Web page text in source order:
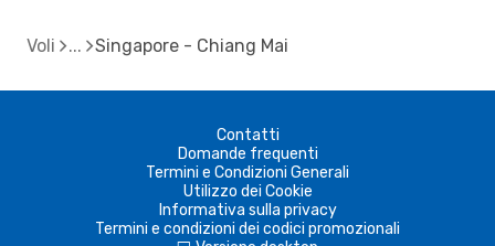
Voli Singapore - Chiang Mai
Contatti
Domande frequenti
Termini e Condizioni Generali
Utilizzo dei Cookie
Informativa sulla privacy
Termini e condizioni dei codici promozionali